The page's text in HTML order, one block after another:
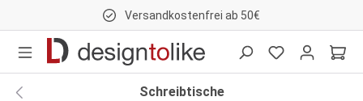
Versandkostenfrei ab 50€
Schreibtische